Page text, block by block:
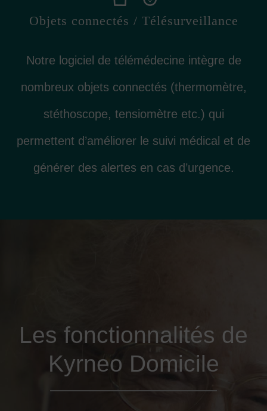
Objets connectés / Télésurveillance
Notre logiciel de télémédecine intègre de
nombreux objets connectés (thermomètre,
stéthoscope, tensiomètre etc.) qui
permettent d’améliorer le suivi médical et de
générer des alertes en cas d’urgence.
Les fonctionnalités de
Kyrneo Domicile